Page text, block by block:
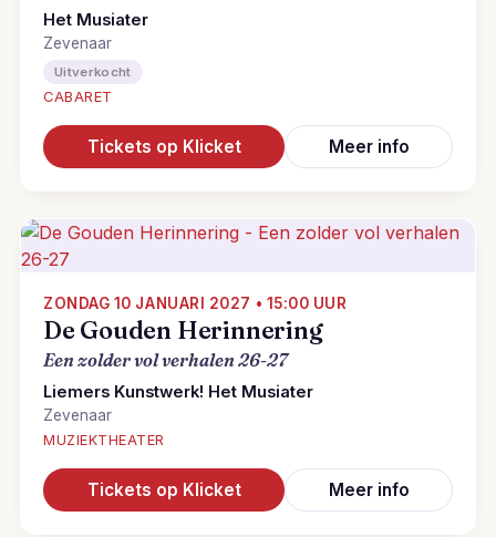
Het Musiater
Zevenaar
Uitverkocht
CABARET
Tickets op Klicket Meer info
ZONDAG 10 JANUARI 2027 • 15:00 UUR
De Gouden Herinnering
Een zolder vol verhalen 26-27
Liemers Kunstwerk! Het Musiater
Zevenaar
MUZIEKTHEATER
Tickets op Klicket Meer info